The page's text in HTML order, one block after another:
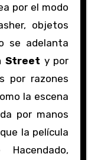
por el modo
objetos
se adelanta
Street y por
por razones
la escena
por manos
la película